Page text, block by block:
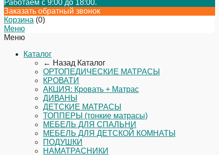
Работаем с 9:00 до 18:00.
Заказать обратный звонок
Корзина (0)
Меню
Меню
Каталог
← Назад Каталог
ОРТОПЕДИЧЕСКИЕ МАТРАСЫ
КРОВАТИ
АКЦИЯ: Кровать + Матрас
ДИВАНЫ
ДЕТСКИЕ МАТРАСЫ
ТОППЕРЫ (тонкие матрасы)
МЕБЕЛЬ ДЛЯ СПАЛЬНИ
МЕБЕЛЬ ДЛЯ ДЕТСКОЙ КОМНАТЫ
ПОДУШКИ
НАМАТРАСНИКИ